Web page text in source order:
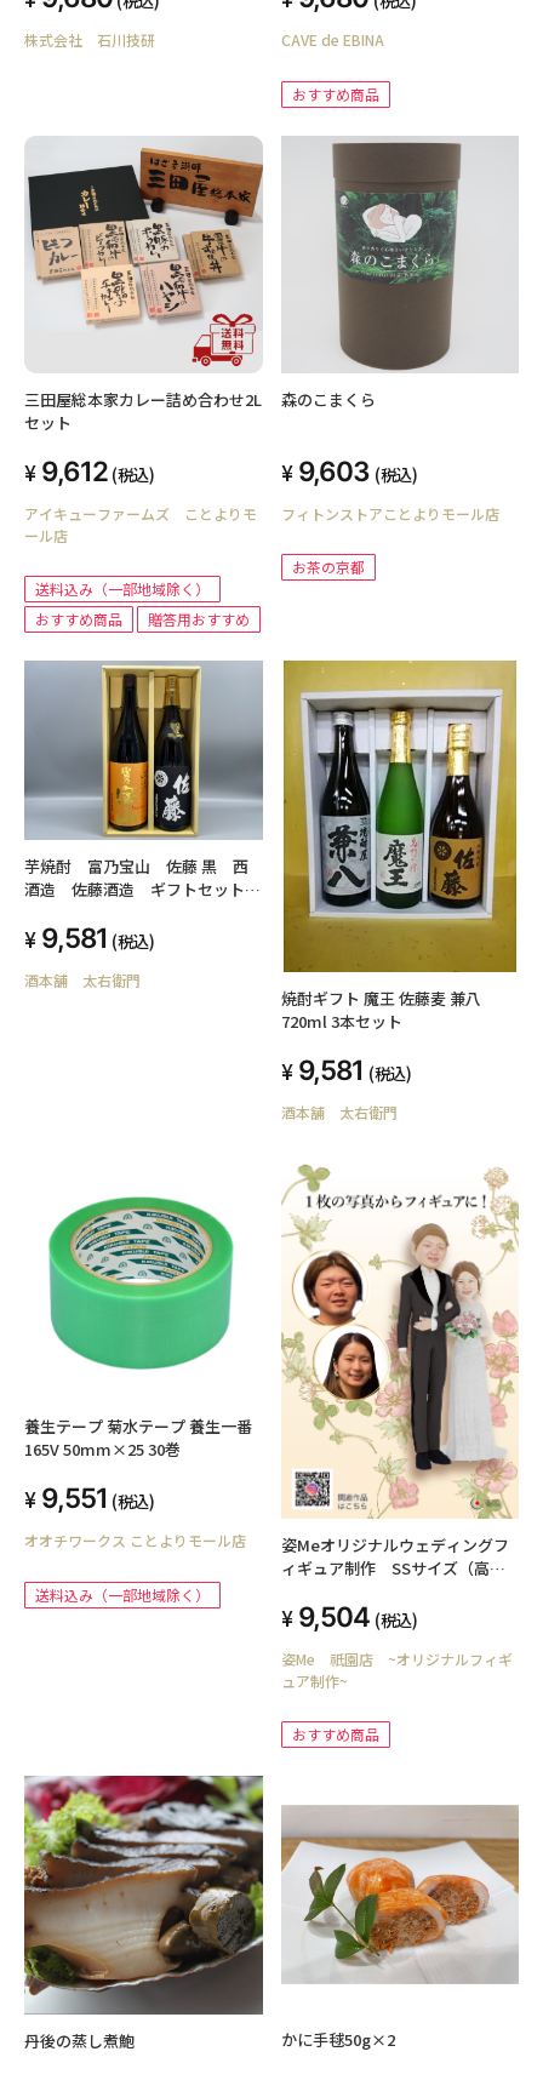
株式会社 石川技研 CAVE de EBINA
おすすめ商品
三田屋総本家カレー詰め合わせ2L
セット
9,612 (税込)
アイキューファームズ ことよりモ
ール店
送料込み（一部地域除く）
おすすめ商品
贈答用おすすめ
森のこまくら
9,603 (税込)
フィトンストアことよりモール店
お茶の京都
芋焼酎 富乃宝山 佐藤 黒 西
酒造 佐藤酒造 ギフトセット
9,581 (税込)
酒本舗 太右衛門
焼酎ギフト 魔王 佐藤麦 兼八
720ml 3本セット
9,581 (税込)
酒本舗 太右衛門
養生テープ 菊水テープ 養生一番
165V 50mm×25 30巻
9,551 (税込)
オオチワークス ことよりモール店
送料込み（一部地域除く）
姿Meオリジナルウェディングフ
ィギュア制作 SSサイズ（高さ4
9,504 (税込)
姿Me 祇園店 ~オリジナルフィギ
ュア制作~
おすすめ商品
丹後の蒸し煮鮑 かに手毬50g×2